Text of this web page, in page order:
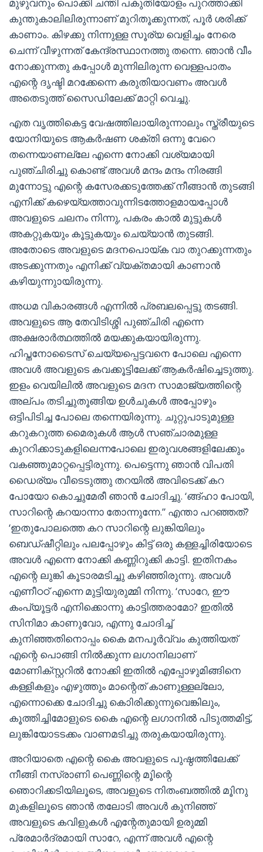
കുന്തുകാലിലിരുന്നാണ് മുറിതൂക്കുന്നത്, പൂർ ശരിക്ക്
കാണാം. കിഴക്കു നിന്നുള്ള സൂര്യ വെളിച്ചം നേരെ
ചെന്ന് വീഴുന്നത് കേന്ദ്രസ്ഥാനത്തു തന്നെ. ഞാൻ വീം
നോക്കുന്നതു കപ്പോൾ മുന്നിലിരുന്ന വെള്ളപാതം
എന്റെ ദൃഷ്ടി മറക്കേന്നെ കരുതിയാവണം അവൾ
അതെടുത്ത് സൈഡിലേക്ക് മാറ്റി വെച്ചു.
എത വൃത്തികെട്ട വേഷത്തിലായിരുന്നാലും സ്ത്രീയുടെ
യോനിയുടെ ആകർഷണ ശക്തി ഒന്നു വേറെ
തന്നെയാണല്ലേ എന്നെ നോക്കി വശ്യമായി
പുഞ്ചിരിച്ചു കൊണ്ട് അവൾ മന്ദം മന്ദം നിരങ്ങി
മുന്നോട്ടു എന്റെ കസേരക്കടുത്തേക്ക് നീങ്ങാൻ തുടങ്ങി
എനിക്ക് കഴെയ്യത്താവുന്നിടത്തോളമായപ്പോൾ
അവളുടെ ചലനം നിന്നു, പകരം കാൽ മുട്ടുകൾ
അകറ്റുകയും കൂട്ടുകയും ചെയ്യാൻ തുടങ്ങി.
അതോടെ അവളുടെ മദനപൊയ്ക വാ തുറക്കുന്നതും
അടക്കുന്നതും എനിക്ക് വ്യക്തമായി കാണാൻ
കഴിയുന്നുായിരുന്നു.
അധമ വികാരങ്ങൾ എന്നിൽ പ്രബലപ്പെട്ടു തടങ്ങി.
അവളുടെ ആ തേവിടിശ്ശി പുഞ്ചിരി എന്നെ
അക്ഷരാർത്ഥത്തിൽ മയക്കുകയായിരുന്നു.
ഹിപ്തനോടൈസ് ചെയ്യപ്പെട്ടവനെ പോലെ എന്നെ
അവൾ അവളുടെ കവക്കൂട്ടിലേക്ക് ആകർഷിച്ചെടുത്തു.
ഇളം വെയിലിൽ അവളുടെ മദന സാമാജ്യത്തിന്റെ
അല്പം തടിച്ചുതൂങ്ങിയ ഉൾചുകൾ അപ്പോഴും
ഒട്ടിപിടിച്ച പോലെ തന്നെയിരുന്നു. ചുറ്റുപാടുമുള്ള
കറുകറുത്ത മൈരുകൾ ആൾ സഞ്ചാരമുള്ള
കുററിക്കാടുകളിലെന്നപോലെ ഇരുവശങ്ങളിലേക്കും
വകഞ്ഞുമാറ്റപ്പെട്ടിരുന്നു. പെട്ടെന്നു ഞാൻ വിപതി
ഡൈര്യം വീടെടുത്തു തറയിൽ അവിടെക്ക് കറ
പോയോ കൊച്ചുമേരീ ഞാൻ ചോദിച്ചു. ‘ങ്ങ്ഹാ പോയി,
സാറിന്റെ കറയാന്നാ തോന്നുന്നേ.” എന്താ പറഞ്ഞത്?
‘ഇതുപോലത്തെ കറ സാറിന്റെ ലുങ്കിയിലും
ബെഡ്ഷീറ്റിലും പലപ്പോഴും കിട്ട് ഒരു കള്ളച്ചിരിയോടെ
അവൾ എന്നെ നോക്കി കണ്ണിറുക്കി കാട്ടി. ഇതിനകം
എന്റെ ലുങ്കി കൂടാരമടിച്ചു കഴിഞ്ഞിരുന്നു. അവൾ
എണീഠഠ് എന്നെ മുട്ടിയുരുമ്മി നിന്നു. ‘സാറേ, ഈ
കംപ്യൂട്ടർ എനിക്കൊന്നു കാട്ടിത്തരാമോ? ഇതിൽ
സിനിമാ കാണുവോ, എന്നു ചോദിച്ച്
കുനിഞ്ഞതിനൊപ്പം കൈ മനപൂർവ്വം കുത്തിയത്
എന്റെ പൊങ്ങി നിൽക്കുന്ന ലഗാനിലാണ്
മോണിക്സ്റ്ററിൽ നോക്കി ഇതിൽ എപ്പോഴുമിങ്ങിനെ
കള്ളികളും എഴുത്തും മാന്റെത് കാണുള്ളല്ലോ,
എന്നൊക്കെ ചോദിച്ചു കൊിരിക്കുന്നുവെങ്കിലും,
കൂത്തിച്ചിമോളുടെ കൈ എന്റെ ലഗാനിൽ പിടുത്തമിട്ട്,
ലുങ്കിയോടടക്കം വാണമടിച്ചു തരുകയായിരുന്നു.
അറിയാതെ എന്റെ കൈ അവളുടെ പുഷ്ഠത്തിലേക്ക്
നീങ്ങി നസ്രാണി പെണ്ണിന്റെ മൂിന്റെ
ഞൊറിക്കടിയിലൂടെ, അവളുടെ നിതംബത്തിൽ മൂിനു
മുകളിലൂടെ ഞാൻ തലോടി അവൾ കുനിഞ്ഞ്
അവളുടെ കവിളുകൾ എന്റേതുമായി ഉരുമ്മി
പ്രേമാർദ്രമായി സാറേ, എന്ന് അവൾ എന്റെ